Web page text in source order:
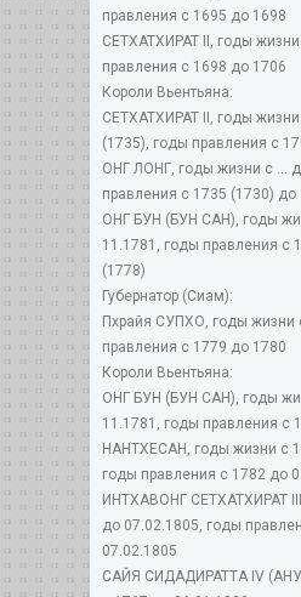
правления с 1695 до 1698
СЕТХАТХИРАТ II, годы
правления с 1698 до 1706
Короли Вьентьяна:
СЕТХАТХИРАТ II, годы
(1735), годы правления с
ОНГ ЛОНГ, годы жизни с ...
правления с 1735 (1730) до
ОНГ БУН (БУН САН), годы
11.1781, годы правления с
(1778)
Губернатор (Сиам):
Пхрайя СУПХО, годы жизни
правления с 1779 до 1780
Короли Вьентьяна:
ОНГ БУН (БУН САН), годы
11.1781, годы правления с
НАНТХЕСАН, годы жизни с
годы правления с 1782 до
ИНТХАВОНГ СЕТХАТХИРАТ
до 07.02.1805, годы
07.02.1805
САЙЯ СИДАДИРАТТА IV